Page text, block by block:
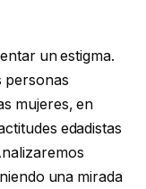
un estigma.
personas
mujeres, en
edadistas
una mirada